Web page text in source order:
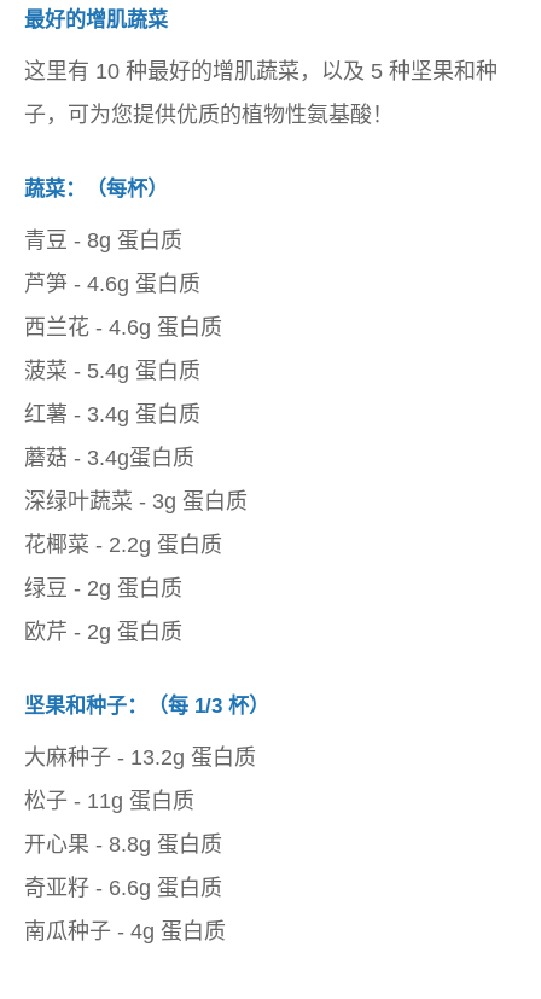
最好的增肌蔬菜
这里有 10 种最好的增肌蔬菜，以及 5 种坚果和种
子，可为您提供优质的植物性氨基酸！
蔬菜：（每杯）
青豆 - 8g 蛋白质
芦笋 - 4.6g 蛋白质
西兰花 - 4.6g 蛋白质
菠菜 - 5.4g 蛋白质
红薯 - 3.4g 蛋白质
蘑菇 - 3.4g蛋白质
深绿叶蔬菜 - 3g 蛋白质
花椰菜 - 2.2g 蛋白质
绿豆 - 2g 蛋白质
欧芹 - 2g 蛋白质
坚果和种子：（每 1/3 杯）
大麻种子 - 13.2g 蛋白质
松子 - 11g 蛋白质
开心果 - 8.8g 蛋白质
奇亚籽 - 6.6g 蛋白质
南瓜种子 - 4g 蛋白质